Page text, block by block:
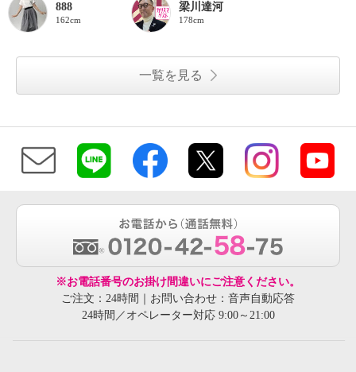
888
162cm
梁川達河
178cm
一覧を見る
※お電話番号のお掛け間違いにご注意ください。
ご注文：24時間｜お問い合わせ：音声自動応答
24時間／オペレーター対応 9:00～21:00